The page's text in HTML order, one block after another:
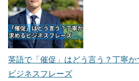
英語で「催促」はどう言う？丁寧
ビジネスフレーズ